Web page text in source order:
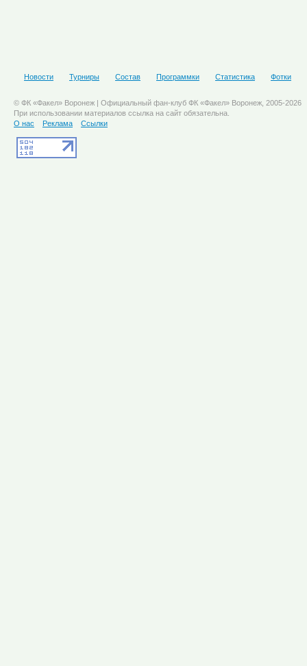
Новости Турниры Состав Программки Статистика Фотки
© ФК «Факел» Воронеж | Официальный фан-клуб ФК «Факел» Воронеж, 2005-2026
При использовании материалов ссылка на сайт обязательна.
О нас
Реклама Ссылки